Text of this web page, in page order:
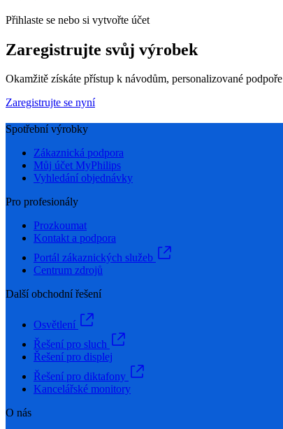
Přihlaste se nebo si vytvořte účet
Zaregistrujte svůj výrobek
Okamžitě získáte přístup k návodům, personalizované
Zaregistrujte se nyní
Spotřební výrobky
Zákaznická podpora
Můj účet MyPhilips
Vyhledání objednávky
Pro profesionály
Prozkoumat
Kontakt a podpora
Portál zákaznických služeb
Centrum zdrojů
Další obchodní řešení
Osvětlení
Řešení pro sluch
Řešení pro displej
Řešení pro diktafony
Kancelářské monitory
O nás